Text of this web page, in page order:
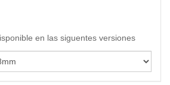
en las siguentes versiones